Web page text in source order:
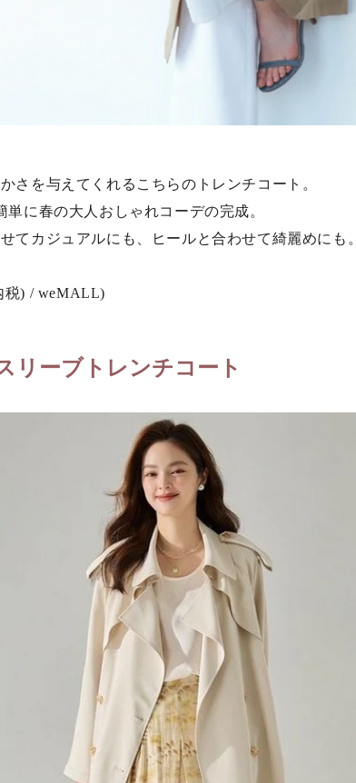
さを与えてくれるこちらのトレンチコート。
単に春の大人おしゃれコーデの完成。
てカジュアルにも、ヒールと合わせて綺麗めにも。
税) / weMALL)
リーブトレンチコート